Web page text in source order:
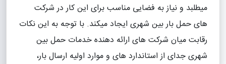
میطلبد و نیاز به فضایی مناسب برای این کار در شرکت
های حمل بار بین شهری ایجاد میکند. با توجه به این نکات
رقابت میان شرکت های ارائه دهنده خدمات حمل بین
شهری جدای از استاندارد های و موارد اولیه ارسال بار،